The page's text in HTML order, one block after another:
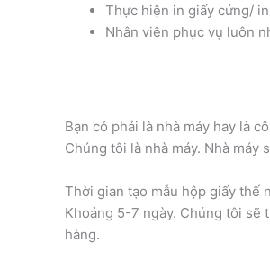
Thực hiện in giấy cứng/
Nhân viên phục vụ luôn
Bạn có phải là nhà máy hay là
Chúng tôi là nhà máy. Nhà máy
Thời gian tạo mẫu hộp giấy thế
Khoảng 5-7 ngày. Chúng tôi sẽ
hàng.